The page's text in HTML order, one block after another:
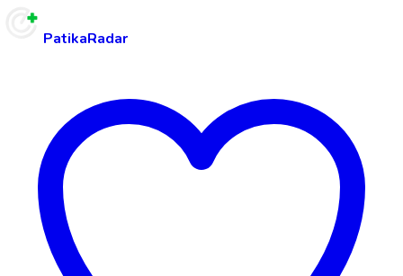
PatikaRadar